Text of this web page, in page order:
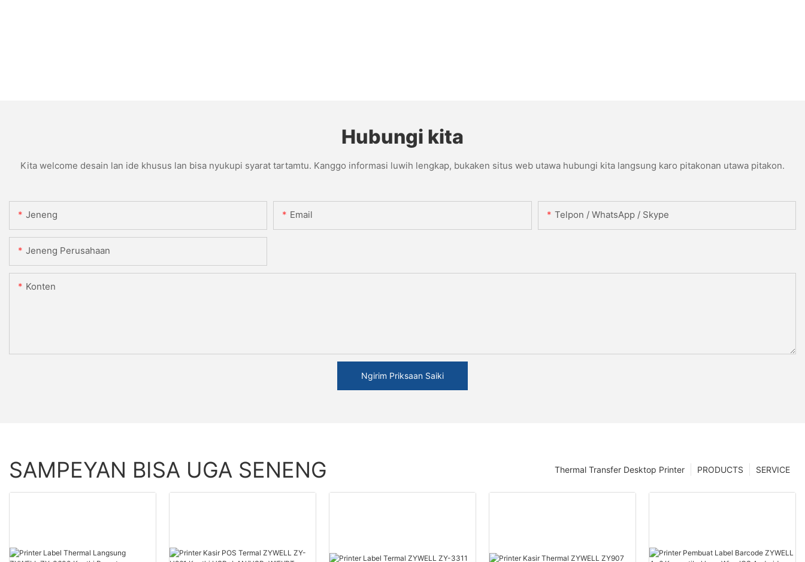
Hubungi kita
Kita welcome desain lan ide khusus lan bisa nyukupi syarat tartamtu. Kanggo informasi luwih lengkap, bukaken situs web utawa hubungi kita langsung karo pitakonan utawa pitakon.
Jeneng Email Telpon / WhatsApp / Skype
Jeneng Perusahaan
Konten
Ngirim Priksaan Saiki
SAMPEYAN BISA UGA SENENG SERVICE
PRODUCTS
Thermal Transfer Desktop Printer